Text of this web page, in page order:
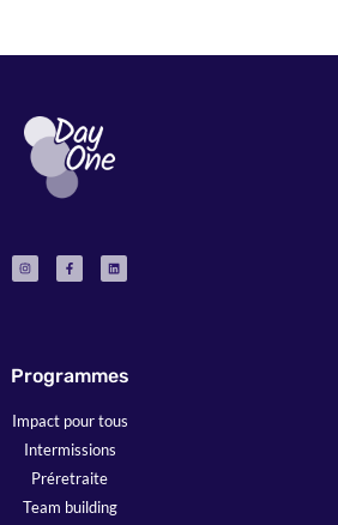
Programmes
Impact pour tous
Intermissions
Préretraite
Team building